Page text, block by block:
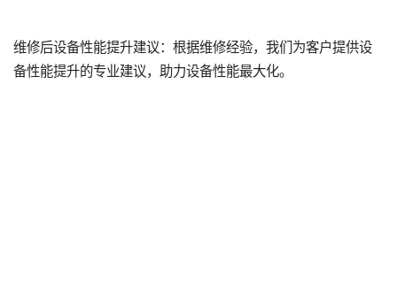
维修后设备性能提升建议：根据维修经验，我们为客户提供设
备性能提升的专业建议，助力设备性能最大化。